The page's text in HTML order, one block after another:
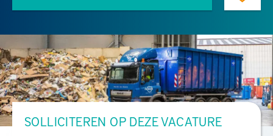
SOLLICITEREN OP DEZE VACATURE